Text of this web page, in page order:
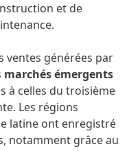
et de
ventes générées par
marchés émergents
à celles du troisième
Les régions
latine ont enregistré
notamment grâce au